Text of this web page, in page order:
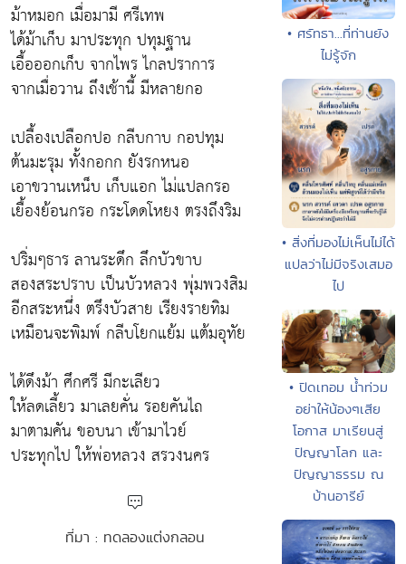
ม้าหมอก เมื่อมามี ศรีเทพ
ได้ม้าเก็บ มาประทุก ปทุมฐาน
เอื้อออกเก็บ จากไพร ไกลปราการ
จากเมื่อวาน ถึงเช้านี้ มีหลายกอ
เปลื้องเปลือกปอ กลีบกาบ กอปทุม
ต้นมะรุม ทั้งกอกก ยังรกหนอ
เอาขวานเหน็บ เก็บแอก ไม่แปลกรอ
เยื้องย้อนกรอ กระโดดโหยง ตรงถึงริม
ปริ่มๆธาร ลานระดึก ลึกบัวขาบ
สองสระปราบ เป็นบัวหลวง พุ่มพวงสิม
อีกสระหนึ่ง ตรึงบัวสาย เรียงรายทิม
เหมือนจะพิมพ์ กลีบโยกแย้ม แต้มอุทัย
ได้ดึงม้า ศึกศรี มีกะเลียว
ให้ลดเลี้ยว มาเลยคั่น รอยคันไถ
มาตามคัน ขอบนา เข้ามาไวย์
ประทุกไป ให้พ่อหลวง สรวงนคร
ที่มา : ทดลองแต่งกลอน
• ศรัทธา...ที่ท่านยัง
ไม่รู้จัก
• สิ่งที่มองไม่เห็นไม่ได้
แปลว่าไม่มีจริงเสมอ
ไป
• ปิดเทอม น้ำท่วม
อย่าให้น้องๆเสีย
โอกาส มาเรียนสู่
ปัญญาโลก และ
ปัญญาธรรม ณ
บ้านอารีย์